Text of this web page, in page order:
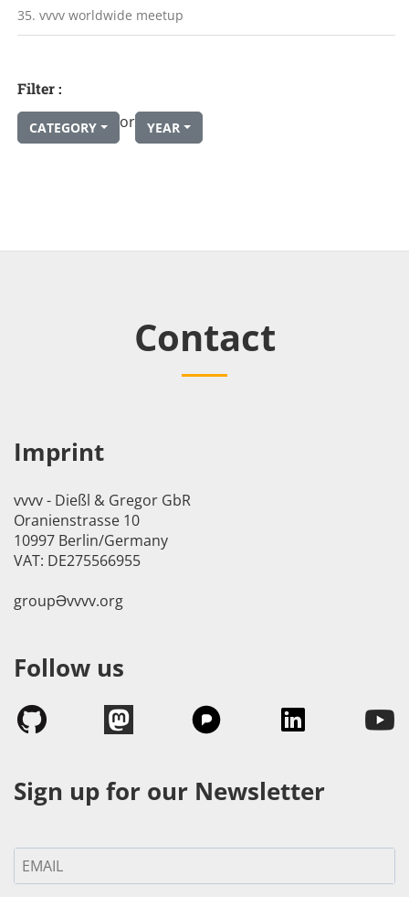
35. vvvv worldwide meetup
Filter :
CATEGORY or YEAR
Contact
Imprint
vvvv - Dießl & Gregor GbR
Oranienstrasse 10
10997 Berlin/Germany
VAT: DE275566955
groupӘvvvv.org
Follow us
Sign up for our Newsletter